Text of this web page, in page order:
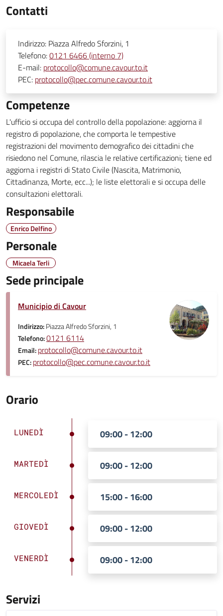
Contatti
Indirizzo: Piazza Alfredo Sforzini, 1
Telefono:0121 6466 (interno 7)
E-mail: protocollo@comune.cavour.to.it
PEC: protocollo@pec.comune.cavour.to.it
Competenze
L'ufficio si occupa del controllo della popolazione: aggiorna il
registro di popolazione, che comporta le tempestive
registrazioni del movimento demografico dei cittadini che
risiedono nel Comune, rilascia le relative certificazioni; tiene ed
aggiorna i registri di Stato Civile (Nascita, Matrimonio,
Cittadinanza, Morte, ecc...); le liste elettorali e si occupa delle
consultazioni elettorali.
Responsabile
Enrico Delfino
Personale
Micaela Terli
Sede principale
Municipio di Cavour
Indirizzo:Piazza Alfredo Sforzini, 1
Telefono:0121 6114
Email:protocollo@comune.cavour.to.it
PEC:protocollo@pec.comune.cavour.to.it
Orario
LUNEDÌ 09:00 - 12:00
MARTEDÌ 09:00 - 12:00
MERCOLEDÌ 15:00 - 16:00
GIOVEDÌ 09:00 - 12:00
VENERDÌ 09:00 - 12:00
Servizi